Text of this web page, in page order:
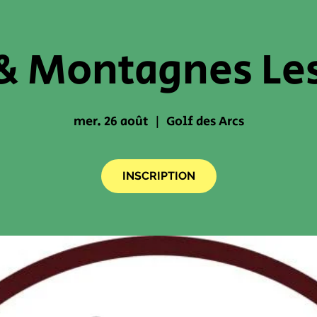
Montagnes
mer. 26 août
  |
Golf des Arcs
INSCRIPTION